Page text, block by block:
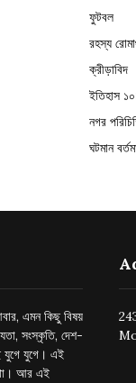
ফুটবল
রহস্য
ক্রীড়াবিদ
ইতিহাস
নগর
ঘটমান
এমন কিছু বিষয়
সংস্কৃতি, দেশ-
যুগে যুগে। এই
আর এই